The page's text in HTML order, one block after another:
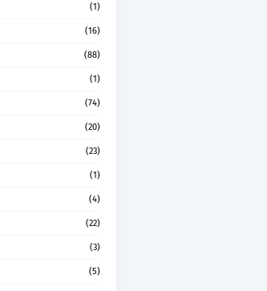
(1)
(16)
(88)
(1)
(74)
(20)
(23)
(1)
(4)
(22)
(3)
(5)